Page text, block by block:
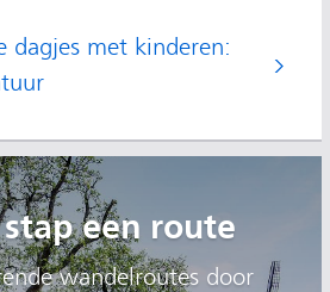
dagjes met kinderen:
een route
wandelroutes door